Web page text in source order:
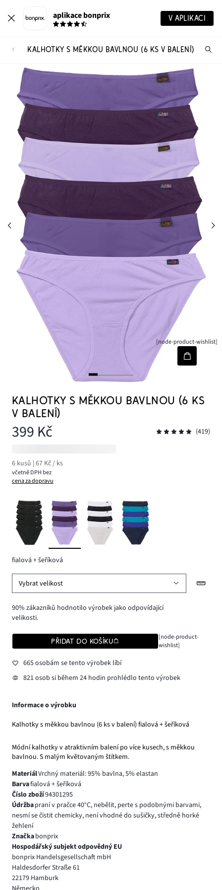
aplikace bonprix V APLIKACI
KALHOTKY S MĚKKOU BAVLNOU (6 KS V BALENÍ)
[node-product-wishlist]
KALHOTKY S MĚKKOU BAVLNOU (6 KS
V BALENÍ)
399 Kč (419)
6 kusů | 67 Kč / ks
včetně DPH bez
cena za dopravu
fialová + šeříková
Vybrat velikost
90% zákazníků hodnotilo výrobek jako odpovídající
velikosti.
PŘIDAT DO KOŠÍKU
[node-product-
wishlist]
665 osobám se tento výrobek líbí
821 osob si během 24 hodin prohlédlo tento výrobek
Informace o výrobku
Kalhotky s měkkou bavlnou (6 ks v balení) fialová + šeříková
Módní kalhotky v atraktivním balení po více kusech, s měkkou
bavlnou. S malým květovaným štítkem.
MateriálVrchný materiál: 95% bavlna, 5% elastan
Barvafialová + šeříková
Číslo zboží94301295
Údržbapraní v pračce 40°C, nebělit, perte s podobnými barvami,
nesmí se čistit chemicky, není vhodné do sušičky, středně horké
žehlení
Značkabonprix
Hospodářský subjekt odpovědný EU
bonprix Handelsgesellschaft mbH
Haldesdorfer Straße 61
22179 Hamburk